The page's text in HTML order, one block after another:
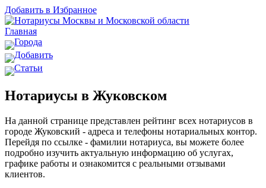
Добавить в Избранное
Главная
Города
Добавить
Статьи
Нотариусы в Жуковском
На данной странице представлен рейтинг всех нотариусов в
городе Жуковский - адреса и телефоны нотариальных контор.
Перейдя по ссылке - фамилии нотариуса, вы можете более
подробно изучить актуальную информацию об услугах,
графике работы и ознакомится с реальными отзывами
клиентов.